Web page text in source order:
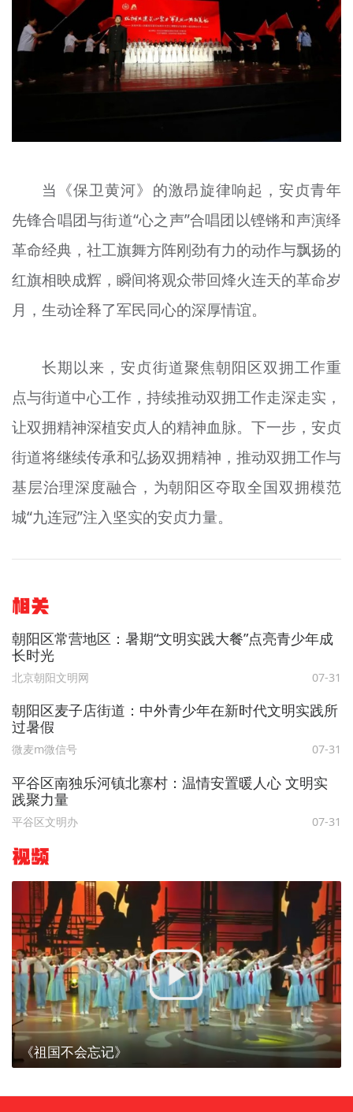
当《保卫黄河》的激昂旋律响起，安贞青年
先锋合唱团与街道“心之声”合唱团以铿锵和声演绎
革命经典，社工旗舞方阵刚劲有力的动作与飘扬的
红旗相映成辉，瞬间将观众带回烽火连天的革命岁
月，生动诠释了军民同心的深厚情谊。
长期以来，安贞街道聚焦朝阳区双拥工作重
点与街道中心工作，持续推动双拥工作走深走实，
让双拥精神深植安贞人的精神血脉。下一步，安贞
街道将继续传承和弘扬双拥精神，推动双拥工作与
基层治理深度融合，为朝阳区夺取全国双拥模范
城“九连冠”注入坚实的安贞力量。
相关
朝阳区常营地区：暑期“文明实践大餐”点亮青少年成
长时光
北京朝阳文明网 07-31
朝阳区麦子店街道：中外青少年在新时代文明实践所
过暑假
微麦m微信号 07-31
平谷区南独乐河镇北寨村：温情安置暖人心 文明实
践聚力量
平谷区文明办 07-31
视频
《祖国不会忘记》